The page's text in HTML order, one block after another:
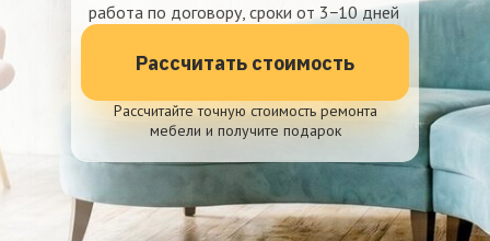
работа по договору, сроки от 3−10 дней
Рассчитать стоимость
Рассчитайте точную стоимость ремонта
мебели и получите подарок